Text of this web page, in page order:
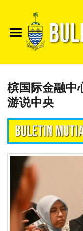
槟国际金融中
游说中央